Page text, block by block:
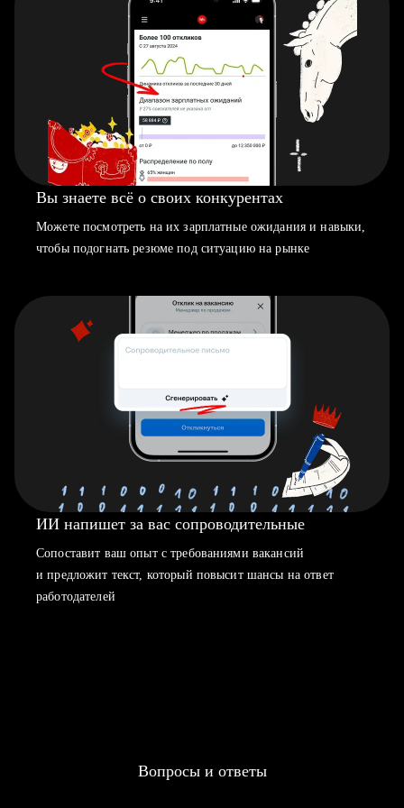
Вы знаете всё о своих конкурентах
Можете посмотреть на их зарплатные ожидания и навыки,
чтобы подогнать резюме под ситуацию на рынке
ИИ напишет за вас сопроводительные
Сопоставит ваш опыт с требованиями вакансий
и предложит текст, который повысит шансы на ответ
работодателей
Вопросы и ответы